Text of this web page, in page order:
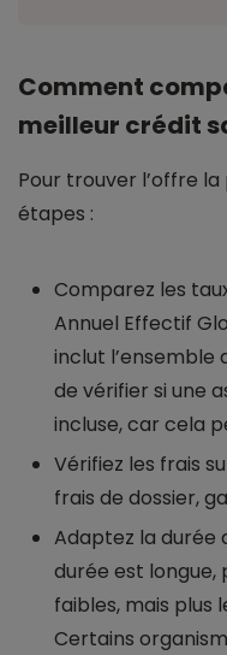
Comment
meilleur crédit
Pour trouver l’offre
étapes :
Comparez les
Annuel Effectif
inclut l’ensemble
de vérifier si une
incluse, car cela
Vérifiez les frais
frais de dossier,
Adaptez la durée
durée est longue,
faibles, mais plus
Certains